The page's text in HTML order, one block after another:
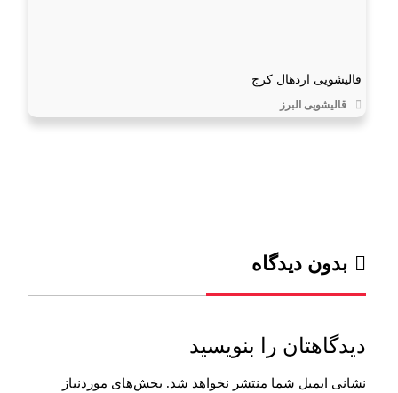
قالیشویی اردهال کرج
قالیشویی البرز
بدون دیدگاه
دیدگاهتان را بنویسید
نشانی ایمیل شما منتشر نخواهد شد. بخش‌های موردنیاز